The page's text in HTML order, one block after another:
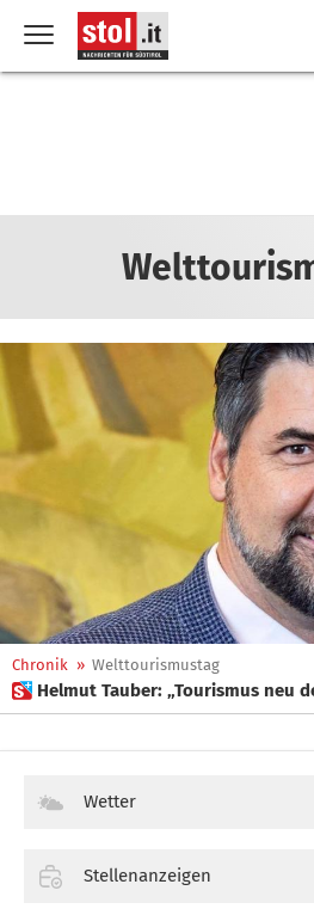
Chronik » Welttourismustag
 Helmut Tauber: „Tourismus neu
Wetter
Stellenanzeigen